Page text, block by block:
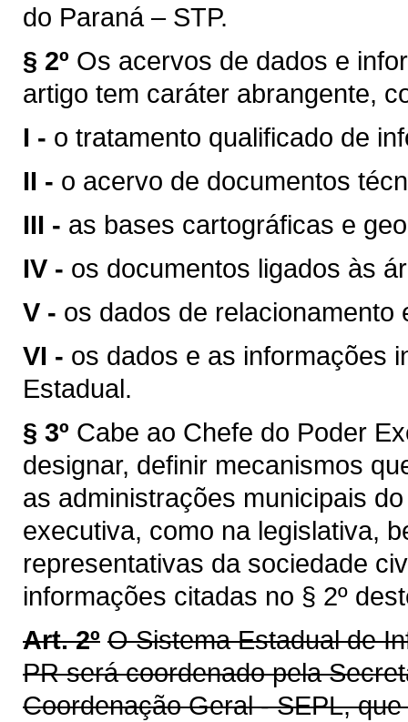
do Paraná – STP.
§ 2º Os acervos de dados e
artigo tem caráter abrangente,
I - o tratamento qualificado de
II - o acervo de documentos
III - as bases cartográficas e
IV - os documentos ligados às
V - os dados de relacionamento
VI - os dados e as informações
Estadual.
§ 3º Cabe ao Chefe do Poder
designar, definir mecanismos
as administrações municipais
executiva, como na legislativa,
representativas da sociedade
informações citadas no § 2º
Art. 2º O Sistema Estadual de
PR será coordenado pela
Coordenação Geral - SEPL,